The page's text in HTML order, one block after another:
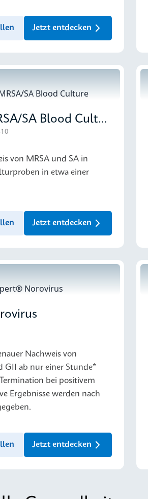
Jetzt entdecken
Xpert® MRSA/SA Blood Culture
von MRSA und SA in
in etwa einer
Jetzt entdecken
Nachweis von
GII ab nur einer Stunde*
bei positivem
Ergebnisse werden nach
Jetzt entdecken